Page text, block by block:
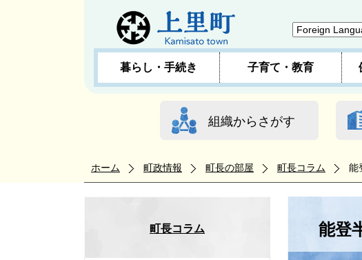
暮らし・手続き 子育て・教育
組織からさがす
ホーム 町政情報 町長の部屋 町長コラム 能
町長コラム 能登